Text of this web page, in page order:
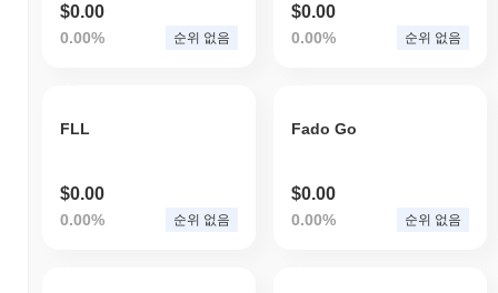
$0.00
0.00% 순위 없음
$0.00
0.00% 순위 없음
FLL
$0.00
0.00% 순위 없음
Fado Go
$0.00
0.00% 순위 없음